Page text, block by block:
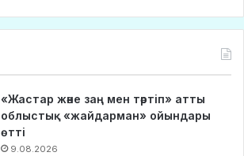
«Жастар және заң мен тәртіп» атты
облыстық «жайдарман» ойындары
өтті
9.08.2026